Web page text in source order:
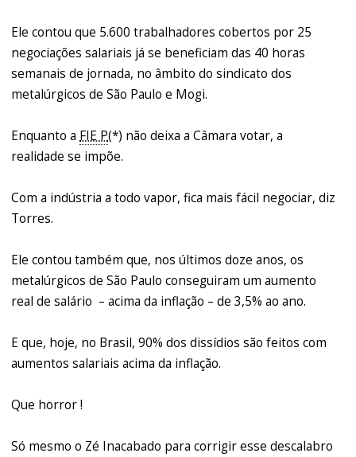
Ele contou que 5.600 trabalhadores cobertos por 25
negociações salariais já se beneficiam das 40 horas
semanais de jornada, no âmbito do sindicato dos
metalúrgicos de São Paulo e Mogi.
Enquanto a FIE P(*) não deixa a Câmara votar, a
realidade se impõe.
Com a indústria a todo vapor, fica mais fácil negociar, diz
Torres.
Ele contou também que, nos últimos doze anos, os
metalúrgicos de São Paulo conseguiram um aumento
real de salário – acima da inflação – de 3,5% ao ano.
E que, hoje, no Brasil, 90% dos dissídios são feitos com
aumentos salariais acima da inflação.
Que horror !
Só mesmo o Zé Inacabado para corrigir esse descalabro